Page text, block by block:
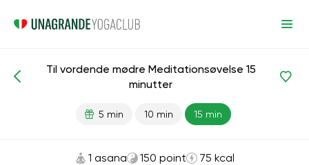
Meditationer og vejrtrækning
Til vordende mødre Meditationsøvelse 15
minutter
5 min 10 min 15 min
1 asana 150 point 75 kcal